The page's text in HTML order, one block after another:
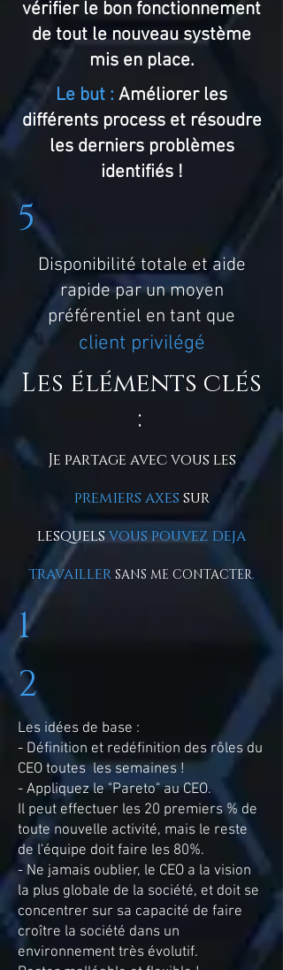
vérifier le bon fonctionnement
de tout le nouveau système
mis en place.
Le but : Améliorer les
différents process et résoudre
les derniers problèmes
identifiés !
5
Disponibilité totale et aide
rapide par un moyen
préférentiel en tant que
client privilégé
Les éléments clés
:
Je partage avec vous les
premiers axes sur
lesquels vous pouvez deja
travailler SANS ME CONTACTER.
1
2
Les idées de base :
- Définition et redéfinition des rôles du
CEO toutes les semaines !
- Appliquez le "Pareto" au CEO.
Il peut effectuer les 20 premiers % de
toute nouvelle activité, mais le reste
de l'équipe doit faire les 80%.
- Ne jamais oublier, le CEO a la vision
la plus globale de la société, et doit se
concentrer sur sa capacité de faire
croître la société dans un
environnement très évolutif.